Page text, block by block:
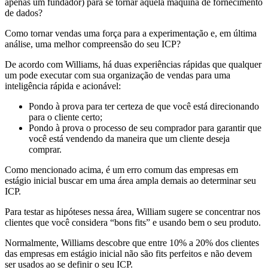
apenas um fundador) para se tornar aquela máquina de fornecimento
de dados?
Como tornar vendas uma força para a experimentação e, em última
análise, uma melhor compreensão do seu ICP?
De acordo com Williams, há duas experiências rápidas que qualquer
um pode executar com sua organização de vendas para uma
inteligência rápida e acionável:
Pondo à prova para ter certeza de que você está direcionando
para o cliente certo;
Pondo à prova o processo de seu comprador para garantir que
você está vendendo da maneira que um cliente deseja
comprar.
Como mencionado acima, é um erro comum das empresas em
estágio inicial buscar em uma área ampla demais ao determinar seu
ICP.
Para testar as hipóteses nessa área, William sugere se concentrar nos
clientes que você considera “bons fits” e usando bem o seu produto.
Normalmente, Williams descobre que entre 10% a 20% dos clientes
das empresas em estágio inicial não são fits perfeitos e não devem
ser usados ao se definir o seu ICP.